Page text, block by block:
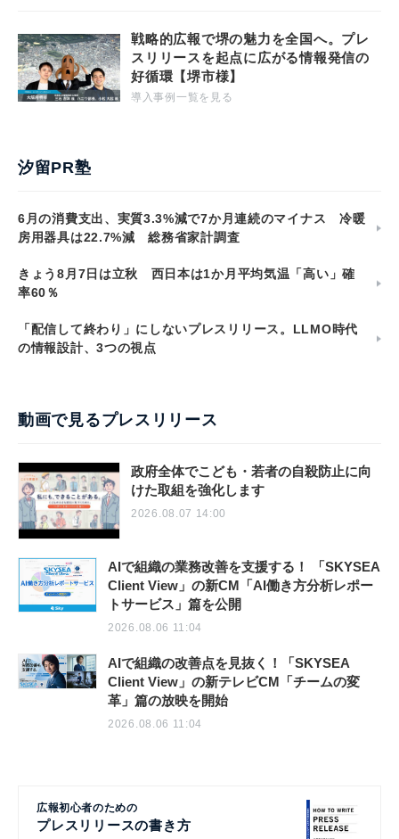
戦略的広報で堺の魅力を全国へ。プレ
スリリースを起点に広がる情報発信の
好循環【堺市様】
導入事例一覧を見る
汐留PR塾
6月の消費支出、実質3.3%減で7か月連続のマイナス 冷暖
房用器具は22.7%減 総務省家計調査
きょう8月7日は立秋 西日本は1か月平均気温「高い」確
率60％
「配信して終わり」にしないプレスリリース。LLMO時代
の情報設計、3つの視点
動画で見るプレスリリース
政府全体でこども・若者の自殺防止に向
けた取組を強化します
2026.08.07 14:00
AIで組織の業務改善を支援する！ 「SKYSEA
Client View」の新CM「AI働き方分析レポー
トサービス」篇を公開
2026.08.06 11:04
AIで組織の改善点を見抜く！「SKYSEA
Client View」の新テレビCM「チームの変
革」篇の放映を開始
2026.08.06 11:04
広報初心者のための
プレスリリースの書き方